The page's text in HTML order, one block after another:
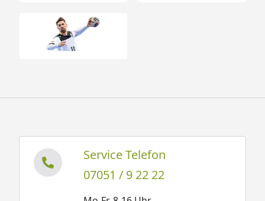
Service Telefon
07051 / 9 22 22